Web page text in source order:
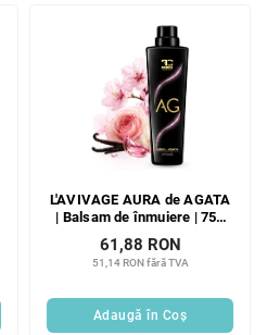
L'AVIVAGE AURA de AGATA
| Balsam de înmuiere | 750
ml
51,14 RON fără TVA
61,88 RON
Adaugă în Coş